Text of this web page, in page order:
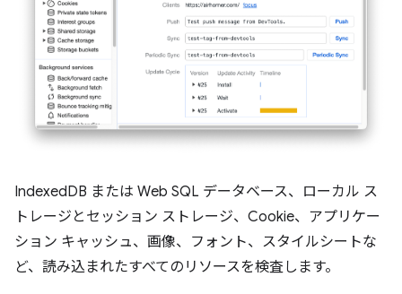
IndexedDB または Web SQL データベース、ローカル ス
トレージとセッション ストレージ、Cookie、アプリケー
ション キャッシュ、画像、フォント、スタイルシートな
ど、読み込まれたすべてのリソースを検査します。